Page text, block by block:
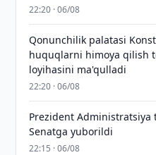
22:20 · 06/08
Qonunchilik palatasi
huquqlarni himoya qilish
loyihasini ma'qulladi
22:20 · 06/08
Prezident
Senatga yuborildi
22:15 · 06/08